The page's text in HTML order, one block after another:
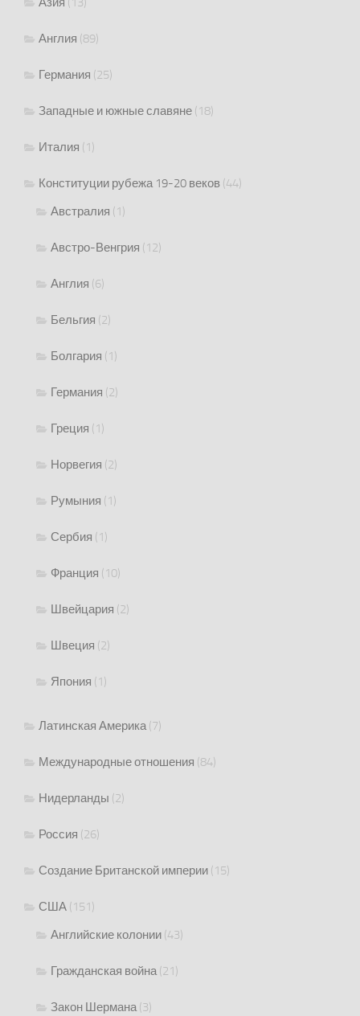
Англия (89)
Германия (25)
Западные и южные славяне (18)
Италия (1)
Конституции рубежа 19-20 веков (44)
Австралия (1)
Австро-Венгрия (12)
Англия (6)
Бельгия (2)
Болгария (1)
Германия (2)
Греция (1)
Норвегия (2)
Румыния (1)
Сербия (1)
Франция (10)
Швейцария (2)
Швеция (2)
Япония (1)
Латинская Америка(7)
Международные отношения (84)
Нидерланды (2)
Россия (26)
Создание Британской империи (15)
США (151)
Английские колонии (43)
Гражданская война(21)
Закон Шермана(3)